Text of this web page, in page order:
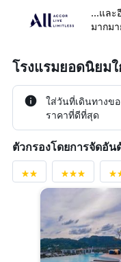
...และ
มากมา
โรงแรมยอดนิยม
ใส่วันที่เดินทางข
ราคาที่ดีที่สุด
ตัวกรองโดยการจัดอัน